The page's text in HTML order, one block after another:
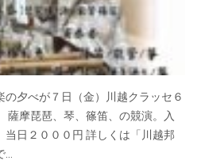
夕べが７日（金）川越クラッセ６
薩摩琵琶、琴、篠笛、の競演。入
日２０００円 詳しくは「川越邦